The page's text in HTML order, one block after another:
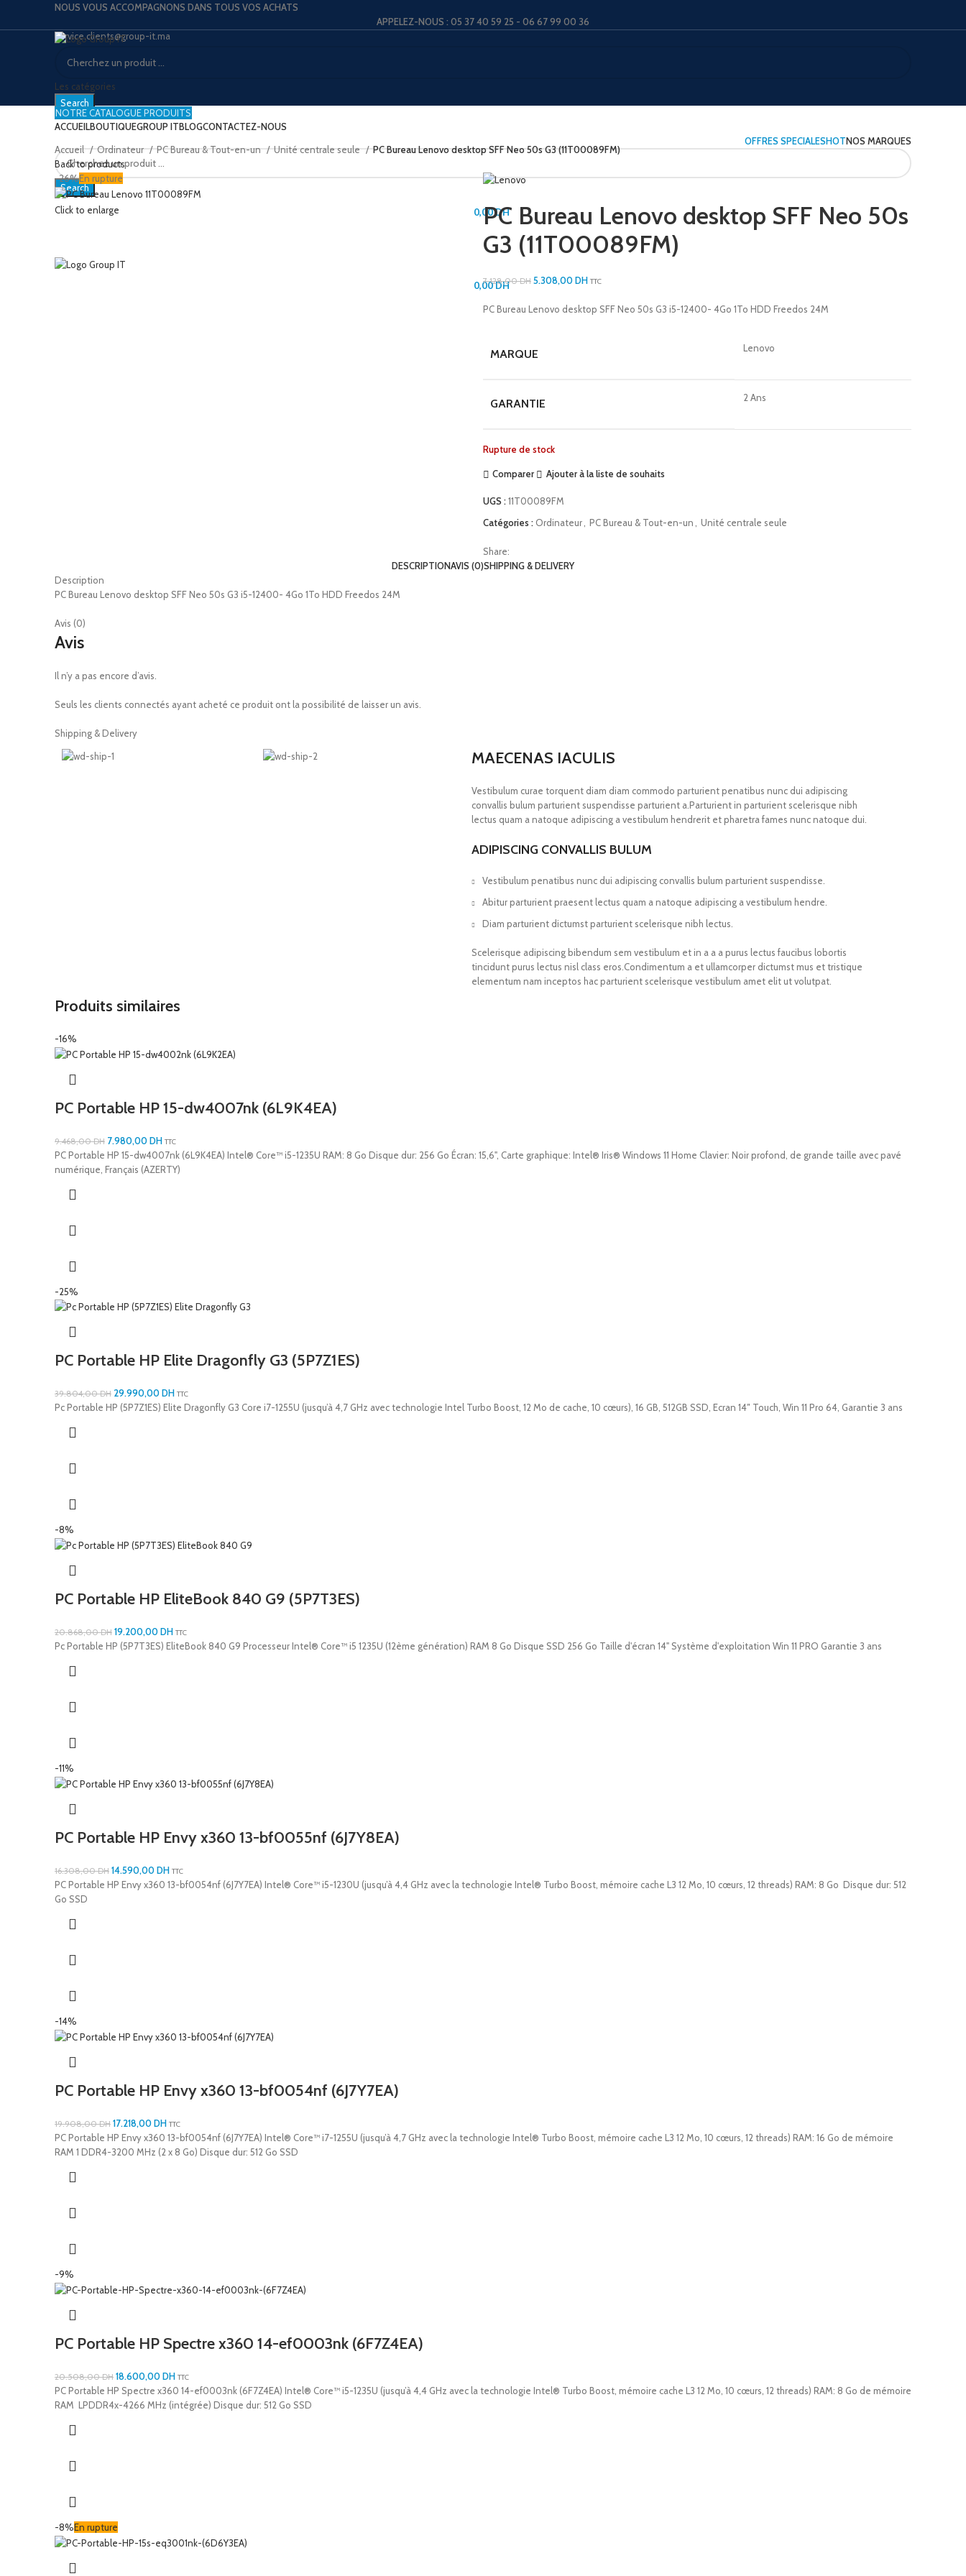
NOUS VOUS ACCOMPAGNONS DANS TOUS VOS ACHATS
APPELEZ-NOUS : 05 37 40 59 25 - 06 67 99 00 36
service.clients@group-it.ma
Les catégories
Search
0,00DH
MENU
0,00DH
NOTRE CATALOGUE PRODUITS
ACCUEILBOUTIQUEGROUP ITBLOGCONTACTEZ-NOUS
OFFRES SPECIALESHOTNOS MARQUES
Search
Accueil Ordinateur PC Bureau & Tout-en-un Unité centrale seule
PC Bureau Lenovo desktop SFF Neo 50s G3 (11T00089FM)
Back to products
-26%En rupture
Click to enlarge
PC Bureau Lenovo desktop SFF Neo 50s
G3 (11T00089FM)
7.128,00DH 5.308,00DH TTC
PC Bureau Lenovo desktop SFF Neo 50s G3 i5-12400- 4Go 1To HDD Freedos 24M
MARQUE Lenovo
GARANTIE 2 Ans
Rupture de stock
Comparer Ajouter à la liste de souhaits
UGS :11T00089FM
Catégories : Ordinateur PC Bureau & Tout-en-un Unité centrale seule
Share:
DESCRIPTIONAVIS (0)SHIPPING & DELIVERY
Description
PC Bureau Lenovo desktop SFF Neo 50s G3 i5-12400- 4Go 1To HDD Freedos 24M
Avis (0)
Avis
Il n’y a pas encore d’avis.
Seuls les clients connectés ayant acheté ce produit ont la possibilité de laisser un avis.
Shipping & Delivery
MAECENAS IACULIS
Vestibulum curae torquent diam diam commodo parturient penatibus nunc dui adipiscing
convallis bulum parturient suspendisse parturient a.Parturient in parturient scelerisque nibh
lectus quam a natoque adipiscing a vestibulum hendrerit et pharetra fames nunc natoque dui.
ADIPISCING CONVALLIS BULUM
Vestibulum penatibus nunc dui adipiscing convallis bulum parturient suspendisse.
Abitur parturient praesent lectus quam a natoque adipiscing a vestibulum hendre.
Diam parturient dictumst parturient scelerisque nibh lectus.
Scelerisque adipiscing bibendum sem vestibulum et in a a a purus lectus faucibus lobortis
tincidunt purus lectus nisl class eros.Condimentum a et ullamcorper dictumst mus et tristique
elementum nam inceptos hac parturient scelerisque vestibulum amet elit ut volutpat.
Produits similaires
-16%
PC Portable HP 15-dw4007nk (6L9K4EA)
9.468,00DH 7.980,00DH TTC
PC Portable HP 15-dw4007nk (6L9K4EA) Intel® Core™ i5-1235U RAM: 8 Go Disque dur: 256 Go Écran: 15,6", Carte graphique: Intel® Iris® Windows 11 Home Clavier: Noir profond, de grande taille avec pavé
numérique, Français (AZERTY)
-25%
PC Portable HP Elite Dragonfly G3 (5P7Z1ES)
39.804,00DH 29.990,00DH TTC
Pc Portable HP (5P7Z1ES) Elite Dragonfly G3 Core i7-1255U (jusqu’à 4,7 GHz avec technologie Intel Turbo Boost, 12 Mo de cache, 10 cœurs), 16 GB, 512GB SSD, Ecran 14″ Touch, Win 11 Pro 64, Garantie 3 ans
-8%
PC Portable HP EliteBook 840 G9 (5P7T3ES)
20.868,00DH 19.200,00DH TTC
Pc Portable HP (5P7T3ES) EliteBook 840 G9 Processeur Intel® Core™ i5 1235U (12ème génération) RAM 8 Go Disque SSD 256 Go Taille d'écran 14" Système d'exploitation Win 11 PRO Garantie 3 ans
-11%
PC Portable HP Envy x360 13-bf0055nf (6J7Y8EA)
16.308,00DH 14.590,00DH TTC
PC Portable HP Envy x360 13-bf0054nf (6J7Y7EA) Intel® Core™ i5-1230U (jusqu’à 4,4 GHz avec la technologie Intel® Turbo Boost, mémoire cache L3 12 Mo, 10 cœurs, 12 threads) RAM: 8 Go Disque dur: 512
Go SSD
-14%
PC Portable HP Envy x360 13-bf0054nf (6J7Y7EA)
19.908,00DH 17.218,00DH TTC
PC Portable HP Envy x360 13-bf0054nf (6J7Y7EA) Intel® Core™ i7-1255U (jusqu’à 4,7 GHz avec la technologie Intel® Turbo Boost, mémoire cache L3 12 Mo, 10 cœurs, 12 threads) RAM: 16 Go de mémoire
RAM 1 DDR4-3200 MHz (2 x 8 Go) Disque dur: 512 Go SSD
-9%
PC Portable HP Spectre x360 14-ef0003nk (6F7Z4EA)
20.508,00DH 18.600,00DH TTC
PC Portable HP Spectre x360 14-ef0003nk (6F7Z4EA) Intel® Core™ i5-1235U (jusqu’à 4,4 GHz avec la technologie Intel® Turbo Boost, mémoire cache L3 12 Mo, 10 cœurs, 12 threads) RAM: 8 Go de mémoire
RAM LPDDR4x-4266 MHz (intégrée) Disque dur: 512 Go SSD
-8%En rupture